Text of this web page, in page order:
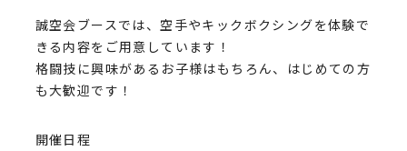
誠空会ブースでは、空手やキックボクシングを体験で
きる内容をご用意しています！
格闘技に興味があるお子様はもちろん、はじめての方
も大歓迎です！
開催日程